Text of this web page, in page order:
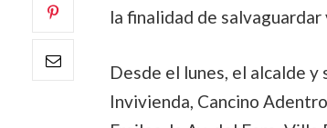
la finalidad de
Desde el lunes, el alcalde
Invivienda, Cancino